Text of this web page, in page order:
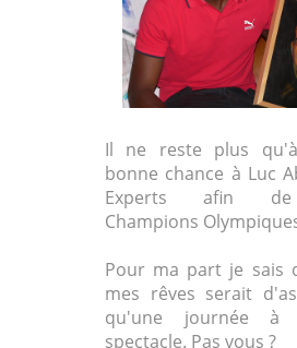
Il ne reste plus
bonne chance à Luc
Experts afin
Champions
Pour ma part je sais
mes rêves serait
qu'une journée à
spectacle. Pas vous ?